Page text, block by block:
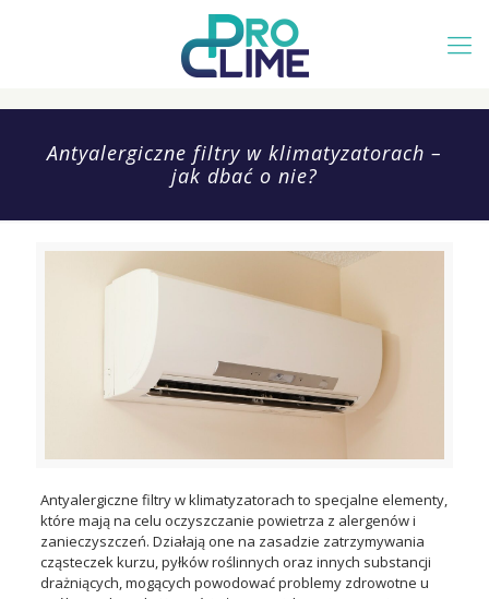
Antyalergiczne filtry w klimatyzatorach –
jak dbać o nie?
Antyalergiczne filtry w klimatyzatorach to specjalne elementy,
które mają na celu oczyszczanie powietrza z alergenów i
zanieczyszczeń. Działają one na zasadzie zatrzymywania
cząsteczek kurzu, pyłków roślinnych oraz innych substancji
drażniących, mogących powodować problemy zdrowotne u